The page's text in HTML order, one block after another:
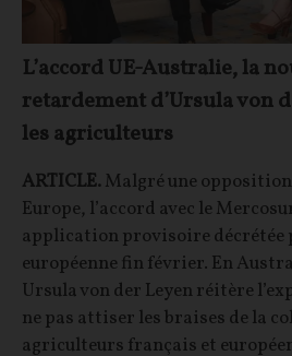
L’accord UE-Australie, la
retardement d’Ursula von
les agriculteurs
ARTICLE.Malgré une
Europe, l’accord avec le
application provisoire décrétée
européenne fin février. En
Ursula von der Leyen réitère
ne pas attiser les braises de la
agriculteurs français et